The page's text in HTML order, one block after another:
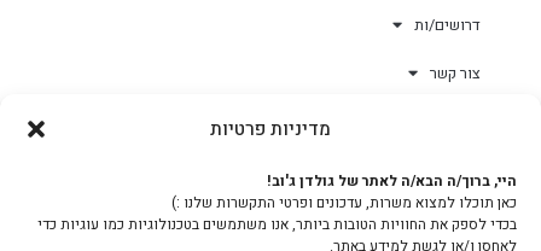
מדיניות פרטיות
היי, ברוך/ה הבא/ה לאתר של גולדן ג'וב!
כאן תוכלו למצוא משרות, עדכונים ופרטי התקשרות שלנו :)
בכדי לספק את החוויות הטובות ביותר, אנו משתמשים בטכנולוגיות כמו עוגיות כדי
לאחסן ו/או לגשת למידע באתר.
דרושים/ות
צור קשר
צוות